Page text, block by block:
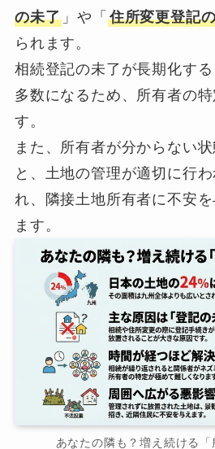
の未了 」や「 住所変更登記
られます。
相続登記の未了が長期化す
多数になるため、所有者の
す。
また、所有者が分からない
と、土地の管理が適切に行
れ、隣接土地所有者に不安
ます。
あなたの隣も？増え続ける「